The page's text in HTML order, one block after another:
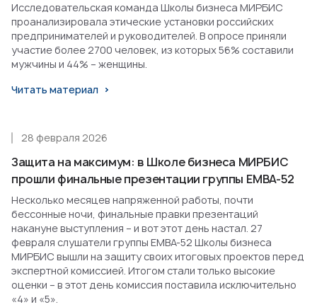
Исследовательская команда Школы бизнеса МИРБИС
проанализировала этические установки российских
предпринимателей и руководителей. В опросе приняли
участие более 2700 человек, из которых 56% составили
мужчины и 44% – женщины.
Читать материал
Защита на максимум: в Школе бизнеса МИРБИС
прошли финальные презентации группы EMBA-52
28 февраля 2026
Несколько месяцев напряженной работы, почти
бессонные ночи, финальные правки презентаций
накануне выступления – и вот этот день настал. 27
февраля слушатели группы EMBA-52 Школы бизнеса
МИРБИС вышли на защиту своих итоговых проектов перед
экспертной комиссией. Итогом стали только высокие
оценки – в этот день комиссия поставила исключительно
«4» и «5».